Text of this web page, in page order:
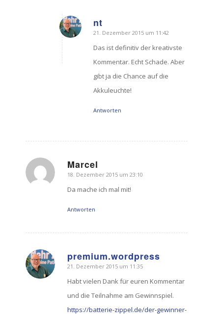
nt
sagte:
21. Dezember 2015 um 11:42
Das ist definitiv der kreativste
Kommentar. Echt Schade. Aber
gibt ja die Chance auf die
Akkuleuchte!
Antworten
Marcel
sagte:
18. Dezember 2015 um 23:10
Da mache ich mal mit!
Antworten
premium.wordpress
sagte:
21. Dezember 2015 um 11:35
Habt vielen Dank für euren Kommentar
und die Teilnahme am Gewinnspiel.
https://batterie-zippel.de/der-gewinner-